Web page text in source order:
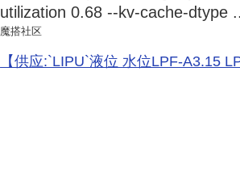
utilization 0.68 --kv-cache-dtype
魔搭社区
【供应:`LIPU`液位 水位LPF-A3.15